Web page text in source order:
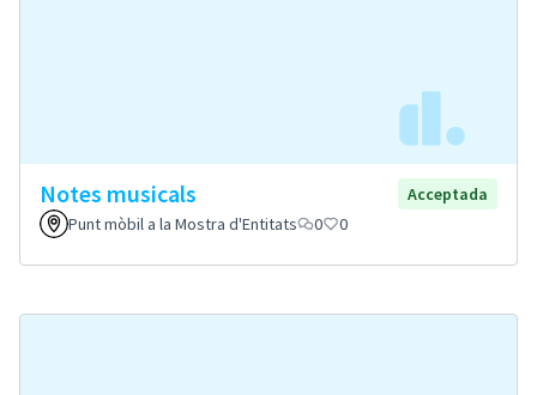
Notes musicals
Acceptada
Punt mòbil a la Mostra d'Entitats
0 0